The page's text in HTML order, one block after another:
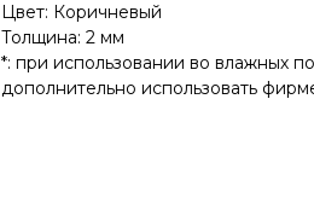
Цвет: Коричневый
Толщина: 2 мм
*: при использовании во влажных
дополнительно использовать